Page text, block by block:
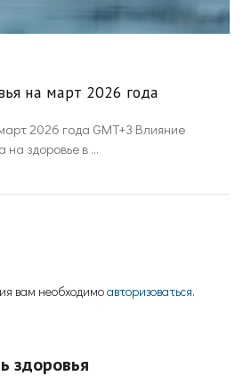
на март 2026 года
2026 года GMT+3 Влияние
здоровье в ...
вам необходимоавторизоваться.
здоровья